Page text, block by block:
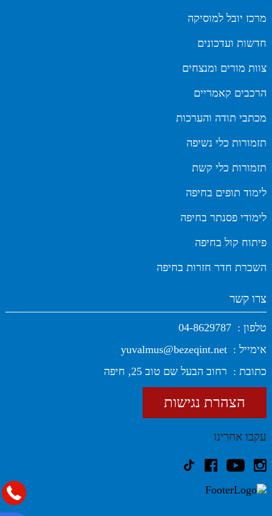
מרכז יובל למוסיקה
חדשות ועדכונים
צוות מורים ומנצחים
הרכבים קאמריים
מכתבי תודה והערכות
תזמורות כלי נשיפה
תזמורות כלי קשת
לימוד תופים בחיפה
לימודי פסנתר בחיפה
פיתוח קול בחיפה
השכרת חדר חזרות בחיפה
צרו קשר
טלפון : 04-8629787
אימייל : yuvalmus@bezeqint.net
כתובת : רחוב הבעל שם טוב 25, חיפה
הצהרת נגישות
עקבו אחרינו